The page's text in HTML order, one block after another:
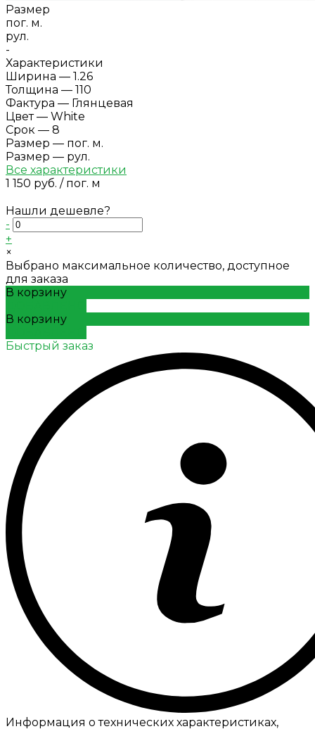
Размер
пог. м.
рул.
-
Характеристики
Ширина — 1.26
Толщина — 110
Фактура — Глянцевая
Цвет — White
Срок — 8
Размер — пог. м.
Размер — рул.
Все характеристики
1 150 руб. / пог. м
Нашли дешевле?
-
+
×
Выбрано максимальное количество, доступное
для заказа
В корзину
В корзину
Быстрый заказ
Информация о технических характеристиках,